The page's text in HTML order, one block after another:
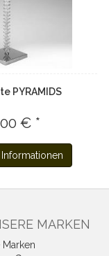
PYRAMIDS
€ *
Informationen
MARKEN